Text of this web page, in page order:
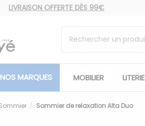
LIVRAISON OFFERTE DÈS 99€
MARQUES MOBILIER LITERIE
Sommier de relaxation Alta Duo